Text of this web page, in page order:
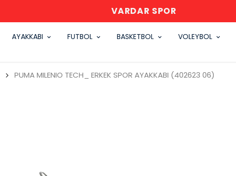
VARDAR SPOR
AYAKKABI FUTBOL BASKETBOL VOLEYBOL
PUMA MILENIO TECH_ ERKEK SPOR AYAKKABI (402623 06)